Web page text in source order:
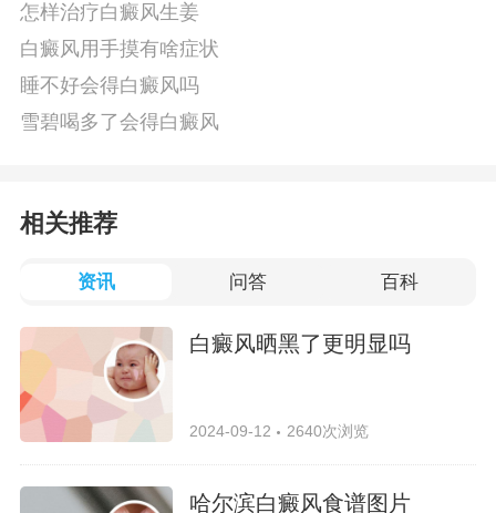
怎样治疗白癜风生姜
白癜风用手摸有啥症状
睡不好会得白癜风吗
雪碧喝多了会得白癜风
相关推荐
资讯 问答 百科
白癜风晒黑了更明显吗
2024-09-12 2640次浏览
哈尔滨白癜风食谱图片